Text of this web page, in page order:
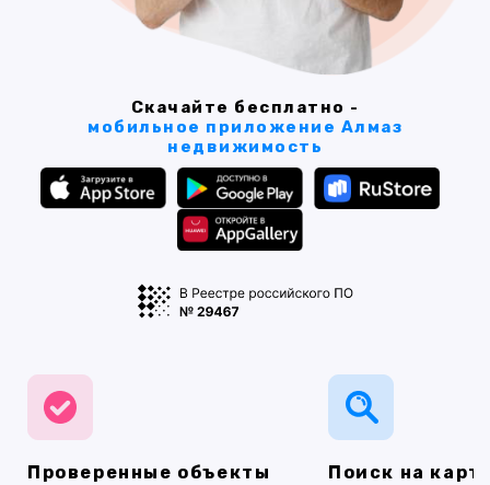
Скачайте бесплатно -
мобильное приложение Алмаз
недвижимость
Проверенные объекты Поиск на